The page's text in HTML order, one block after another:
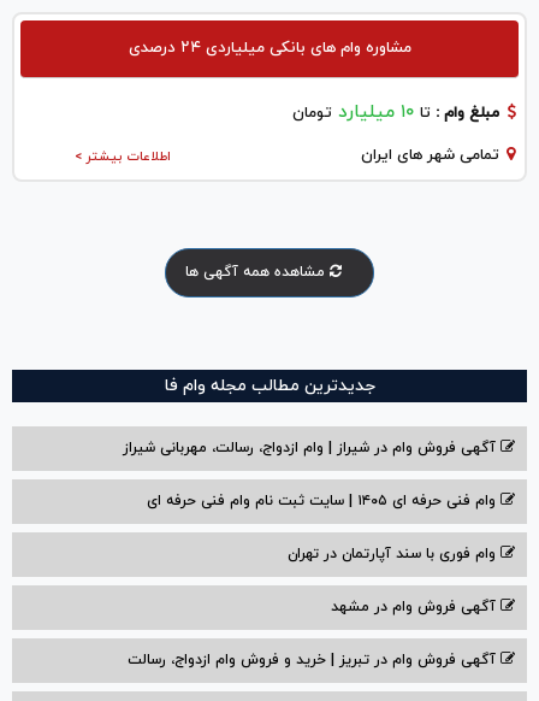
مشاوره وام های بانکی میلیاردی ۲۴ درصدی
مبلغ وام : تا ۱۰ میلیارد تومان
اطلاعات بیشتر > تمامی شهر های ایران
مشاهده همه آگهی ها
جدیدترین مطالب مجله وام فا
آگهی فروش وام در شیراز | وام ازدواج، رسالت، مهربانی شیراز
وام فنی حرفه ای ۱۴۰۵ | سایت ثبت نام وام فنی حرفه ای
وام فوری با سند آپارتمان در تهران
آگهی فروش وام در مشهد
آگهی فروش وام در تبریز | خرید و فروش وام ازدواج، رسالت